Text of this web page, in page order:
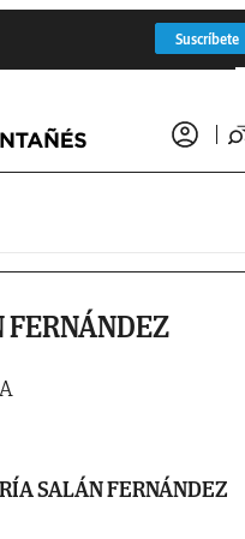
Suscríbete
SALÁN FERNÁNDEZ